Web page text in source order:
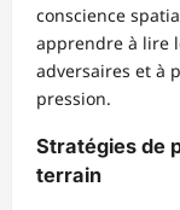
conscience
apprendre à lire
adversaires et à
pression.
Stratégies de
terrain